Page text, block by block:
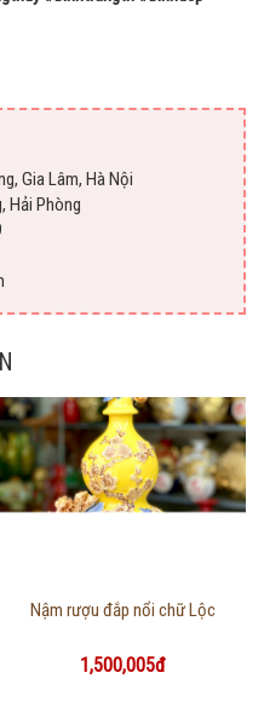
Gia Lâm, Hà Nội
Hải Phòng
Thông tin chi tiết
Nậm rượu đắp nổi chữ Lộc
1,500,005đ